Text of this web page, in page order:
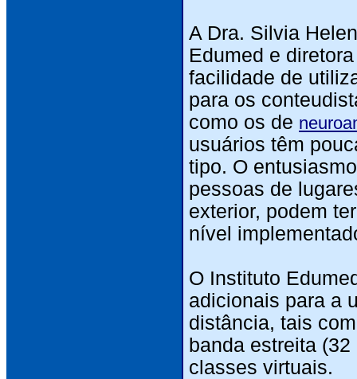
A Dra. Silvia
Edumed e
facilidade de
para os
como os de
usuários têm
tipo. O
pessoas de
exterior, podem
nível
O Instituto
adicionais para a
distância, tais
banda estreita
classes virtuais.